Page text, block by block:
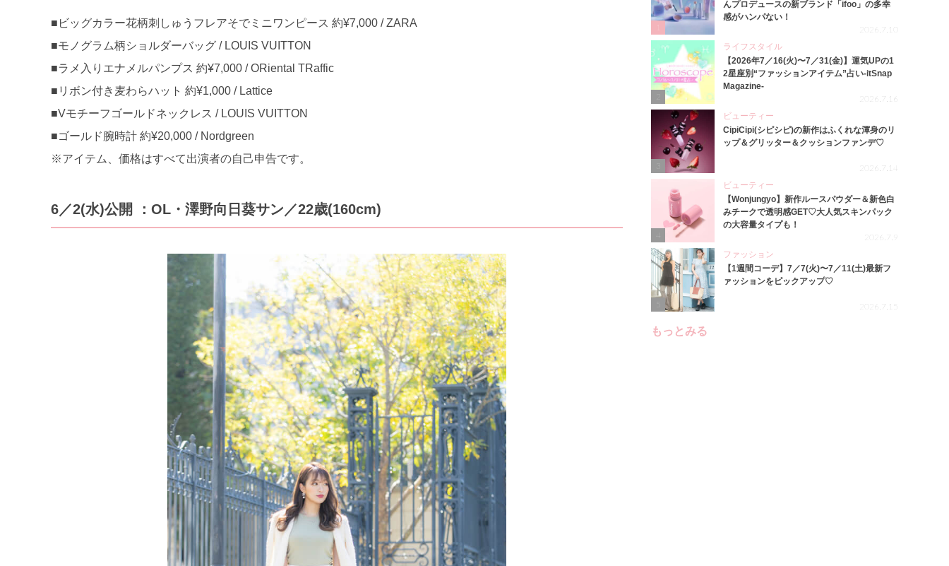
■ビッグカラー花柄刺しゅうフレアそでミニワンピース 約¥7,000 / ZARA
■モノグラム柄ショルダーバッグ / LOUIS VUITTON
■ラメ入りエナメルパンプス 約¥7,000 / ORiental TRaffic
■リボン付き麦わらハット 約¥1,000 / Lattice
■Vモチーフゴールドネックレス / LOUIS VUITTON
■ゴールド腕時計 約¥20,000 / Nordgreen
※アイテム、価格はすべて出演者の自己申告です。
6／2(水)公開 ：OL・澤野向日葵サン／22歳(160cm)
んプロデュースの新ブランド「ifoo」の多幸
感がハンパない！
2026.7.10
ライフスタイル
【2026年7／16(火)〜7／31(金)】運気UPの1
2星座別“ファッションアイテム”占い-itSnap
Magazine-
2026.7.16
3
ビューティー
CipiCipi(シピシピ)の新作はふくれな渾身のリ
ップ＆グリッター＆クッションファンデ♡
2026.7.14
4
ビューティー
【Wonjungyo】新作ルースパウダー＆新色白
みチークで透明感GET♡大人気スキンパック
の大容量タイプも！
2026.7.9
ファッション
【1週間コーデ】7／7(火)〜7／11(土)最新フ
ァッションをピックアップ♡
2026.7.15
もっとみる